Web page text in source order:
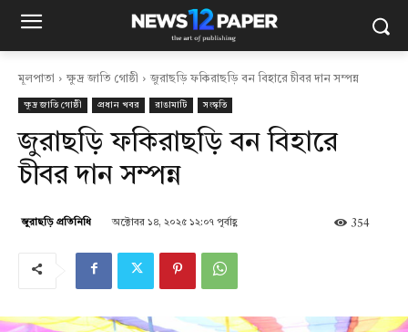
মূলপাতা ক্ষুদ্র জাতি গোষ্ঠী জুরাছড়ি ফকিরাছড়ি বন বিহারে চীবর দান সম্পন্ন
ক্ষুদ্র জাতি গোষ্ঠী প্রধান খবর রাঙামাটি সংস্কৃতি
জুরাছড়ি ফকিরাছড়ি বন বিহারে
চীবর দান সম্পন্ন
জুরাছড়ি প্রতিনিধি অক্টোবর ১৪, ২০২৫ ১২:০৭ পূর্বাহ্ণ 354